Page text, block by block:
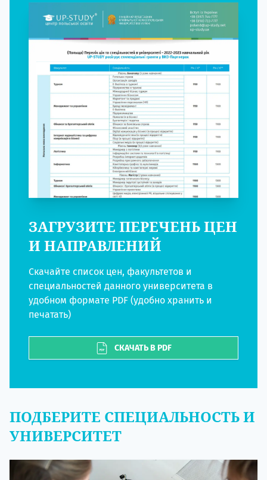
ЗАГРУЗИТЕ ПЕРЕЧЕНЬ ЦЕН
И НАПРАВЛЕНИЙ
Скачайте список цен, факультетов и
специальностей данного университета в
удобном формате PDF (удобно хранить и
печатать)
СКАЧАТЬ В PDF
ПОДБЕРИТЕ СПЕЦИАЛЬНОСТЬ И
УНИВЕРСИТЕТ